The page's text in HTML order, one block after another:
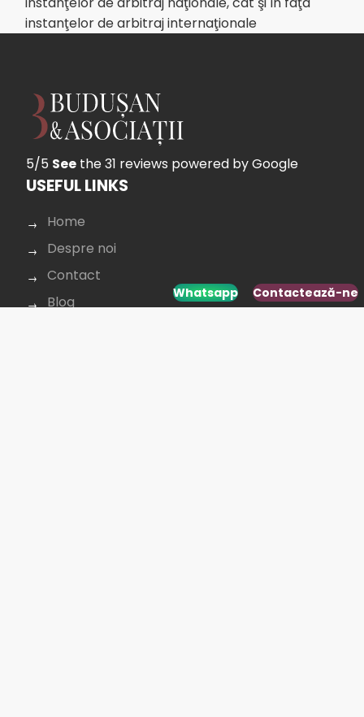
instanţelor de arbitraj internaţionale
Whatsapp Contactează-ne
5/5 See the 31 reviews powered by Google
USEFUL LINKS
Home
Despre noi
Contact
Blog